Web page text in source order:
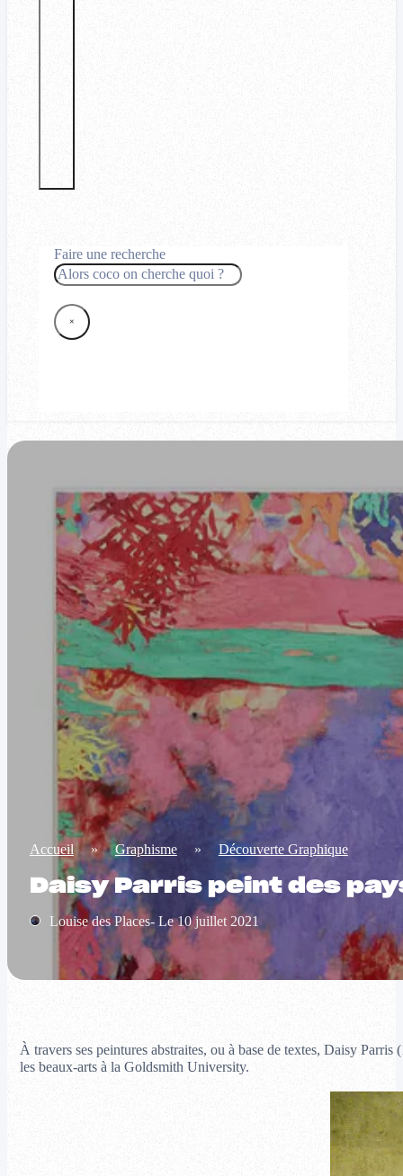
Faire une recherche
Rechercher
×
Accueil » Graphisme » Découverte Graphique
Daisy Parris peint des
Louise des Places- Le 10 juillet 2021
À travers ses peintures abstraites, ou à base de textes, Daisy
les beaux-arts à la Goldsmith University.